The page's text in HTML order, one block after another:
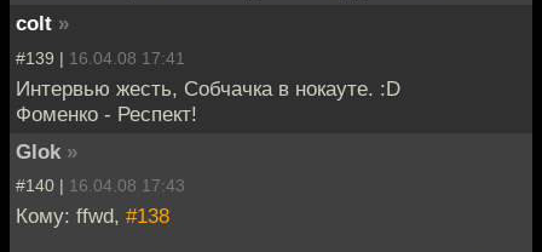
colt »
#139 | 16.04.08 17:41
Интервью жесть, Собчачка в нокауте. :D
Фоменко - Респект!
Glok »
#140 | 16.04.08 17:43
Кому: ffwd, #138